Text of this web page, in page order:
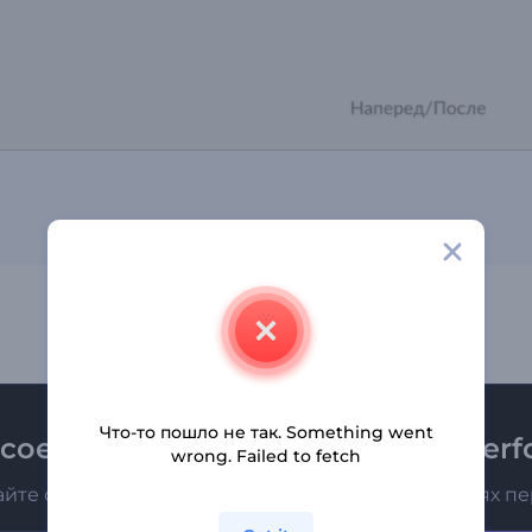
к рассылке
о последних новостях и новых предложениях
Что-то пошло не так. Something went
wrong. Failed to fetch